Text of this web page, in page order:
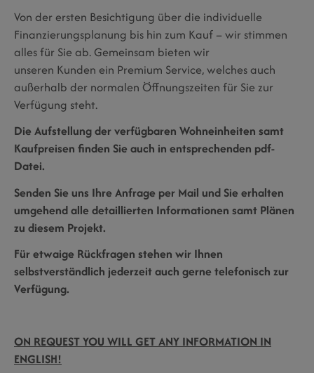
Von der ersten Besichtigung über die individuelle
Finanzierungsplanung bis hin zum Kauf – wir stimmen
alles für Sie ab. Gemeinsam bieten wir
unseren Kunden ein Premium Service, welches auch
außerhalb der normalen Öffnungszeiten für Sie zur
Verfügung steht.
Die Aufstellung der verfügbaren Wohneinheiten samt
Kaufpreisen finden Sie auch in entsprechenden pdf-
Datei.
Senden Sie uns Ihre Anfrage per Mail und Sie erhalten
umgehend alle detaillierten Informationen samt Plänen
zu diesem Projekt.
Für etwaige Rückfragen stehen wir Ihnen
selbstverständlich jederzeit auch gerne telefonisch zur
Verfügung.
ON REQUEST YOU WILL GET ANY INFORMATION IN
ENGLISH!